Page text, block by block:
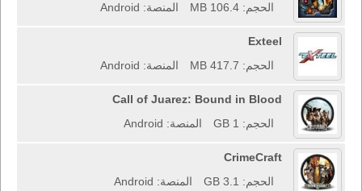
الحجم: 106.4 MB
المنصة: Android
Exteel
الحجم: 417.7 MB
المنصة: Android
Call of Juarez: Bound in Blood
الحجم: 1 GB
المنصة: Android
CrimeCraft
الحجم: 3.1 GB
المنصة: Android